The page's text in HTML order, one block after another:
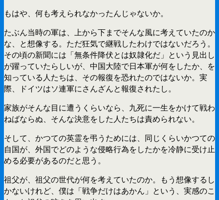
もはや、何も考えられなかったんじゃないか。
たぶん当時の軍は、上から下までそんな風に考えていたのか
な、と想像する。ただ狂気で継戦したわけではないだろう。
その頃の新聞には「無条件降伏とは奴隷化だ」という見出し
が躍っていたらしいが、中国大陸で日本軍が何をしたか、を
知っている人たちは、その報復を恐れたのではないか。実
際、ドイツはソ連軍にさんざんと報復されたし。
家族がそんな目に遭うくらいなら、九死に一生をかけて戦わ
ねばならぬ、そんな決意をした人たちは責められない。
そして、かつての英霊を弔うためには、同じくらいかつての
自国が、外国でどのような侵略行為をしたかを冷静に受け止
める必要があるのだと思う。
祖父が、祖父の世代が何を考えていたのか。もう想像するし
かないけれど、僕は「戦争だけはあかん」という、実感のこ